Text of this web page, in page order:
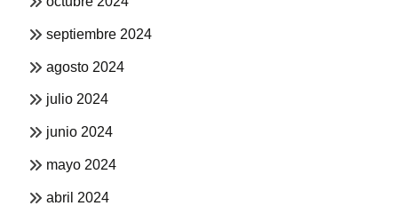
septiembre 2024
agosto 2024
julio 2024
junio 2024
mayo 2024
abril 2024